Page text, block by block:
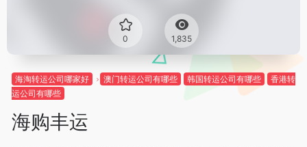
0 1,835
海淘转运公司哪家好 澳门转运公司有哪些 韩国转运公司有哪些
香港转
运公司有哪些
海购丰运